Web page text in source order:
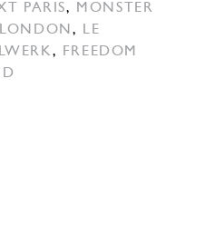
PARIS,
MONSTER
,
LE
,
FREEDOM